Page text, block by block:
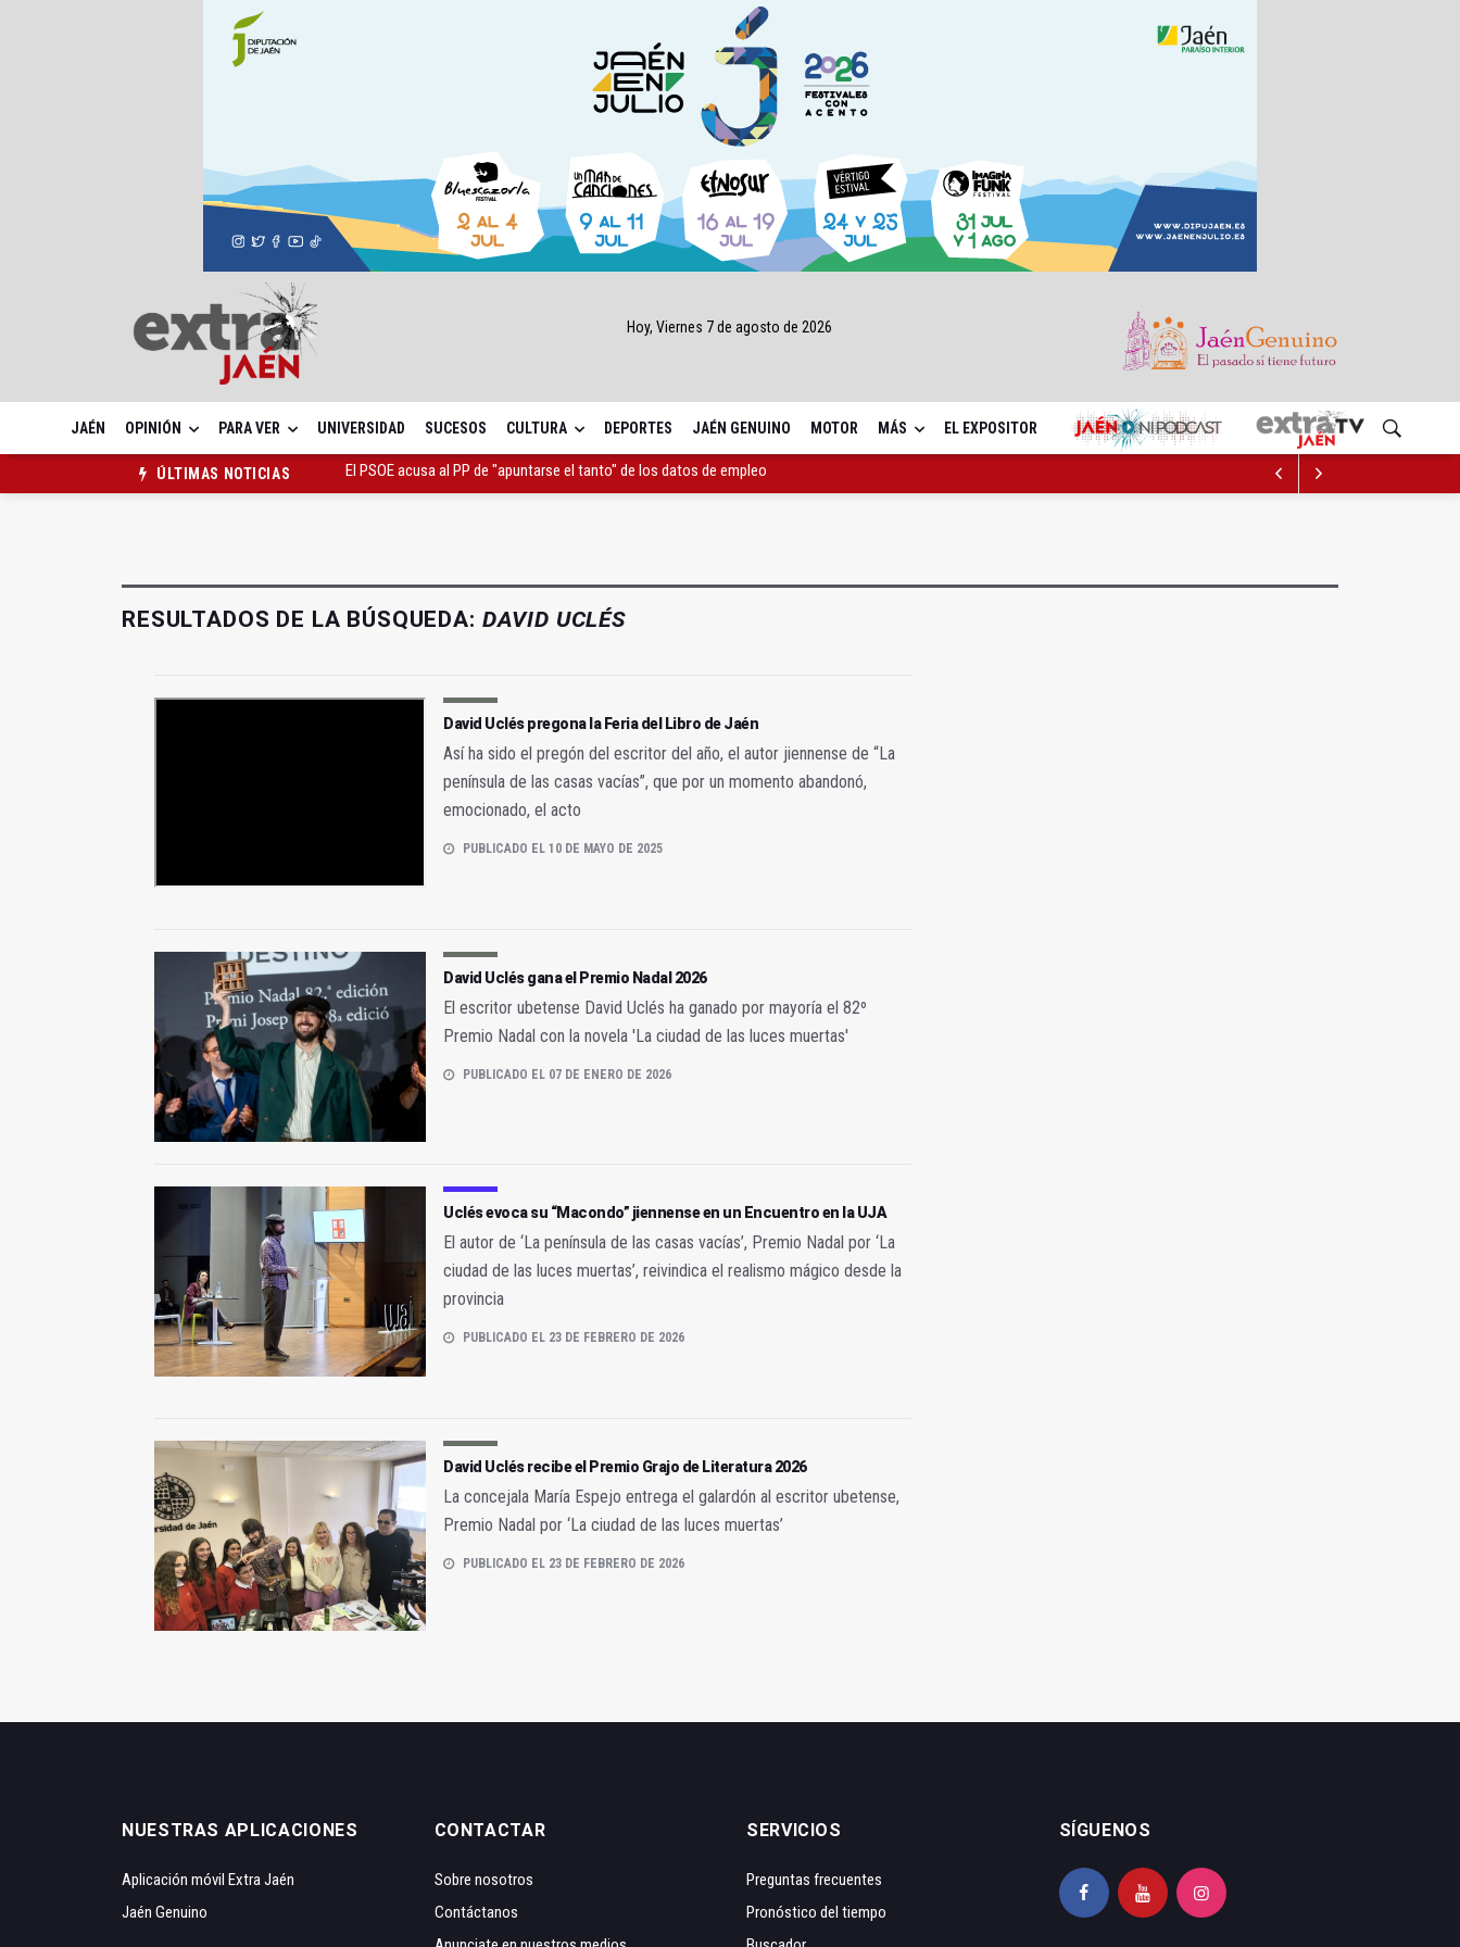
Hoy, Viernes 7 de agosto de 2026
JAÉN OPINIÓN PARA VER UNIVERSIDAD SUCESOS CULTURA DEPORTES JAÉN GENUINO MOTOR MÁS EL EXPOSITOR
ÚLTIMAS NOTICIAS
El Centro Andaluz de las Letras trae a Jaén al filósofo Omar Linares
RESULTADOS DE LA BÚSQUEDA: DAVID UCLÉS
David Uclés pregona la Feria del Libro de Jaén
Así ha sido el pregón del escritor del año, el autor jiennense de “La
península de las casas vacías”, que por un momento abandonó,
emocionado, el acto
PUBLICADO EL 10 DE MAYO DE 2025
David Uclés gana el Premio Nadal 2026
El escritor ubetense David Uclés ha ganado por mayoría el 82º
Premio Nadal con la novela 'La ciudad de las luces muertas'
PUBLICADO EL 07 DE ENERO DE 2026
Uclés evoca su “Macondo” jiennense en un Encuentro en la UJA
El autor de ‘La península de las casas vacías’, Premio Nadal por ‘La
ciudad de las luces muertas’, reivindica el realismo mágico desde la
provincia
PUBLICADO EL 23 DE FEBRERO DE 2026
David Uclés recibe el Premio Grajo de Literatura 2026
La concejala María Espejo entrega el galardón al escritor ubetense,
Premio Nadal por ‘La ciudad de las luces muertas’
PUBLICADO EL 23 DE FEBRERO DE 2026
NUESTRAS APLICACIONES
Aplicación móvil Extra Jaén
Jaén Genuino
CONTACTAR
Sobre nosotros
Contáctanos
SERVICIOS
Preguntas frecuentes
Pronóstico del tiempo
SÍGUENOS